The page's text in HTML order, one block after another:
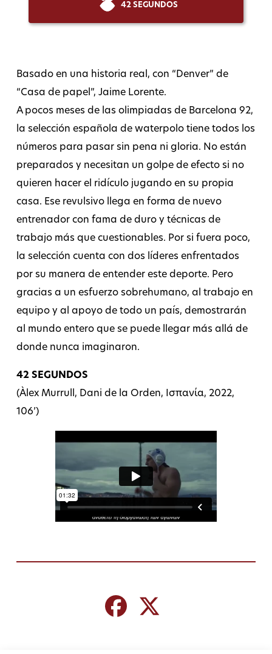
42 SEGUNDOS
Basado en una historia real, con “Denver” de
“Casa de papel”, Jaime Lorente.
A pocos meses de las olimpiadas de Barcelona 92,
la selección española de waterpolo tiene todos los
números para pasar sin pena ni gloria. No están
preparados y necesitan un golpe de efecto si no
quieren hacer el ridículo jugando en su propia
casa. Ese revulsivo llega en forma de nuevo
entrenador con fama de duro y técnicas de
trabajo más que cuestionables. Por si fuera poco,
la selección cuenta con dos líderes enfrentados
por su manera de entender este deporte. Pero
gracias a un esfuerzo sobrehumano, al trabajo en
equipo y al apoyo de todo un país, demostrarán
al mundo entero que se puede llegar más allá de
donde nunca imaginaron.
42 SEGUNDOS
(Àlex Murrull, Dani de la Orden, Ισπανία, 2022,
106’)